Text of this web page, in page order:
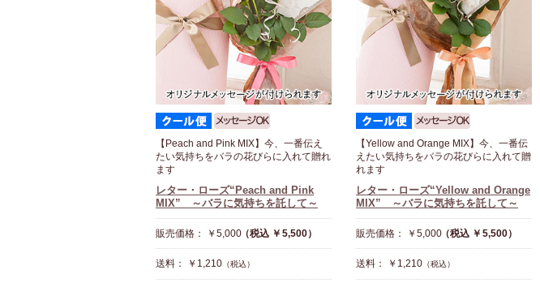
【Peach and Pink MIX】今、一番伝え
たい気持ちをバラの花びらに入れて贈れ
ます
レター・ローズ“Peach and Pink
MIX” ～バラに気持ちを託して～
販売価格： ￥5,000（税込 ￥5,500）
送料： ￥1,210 （税込）
【Yellow and Orange MIX】今、一番伝
えたい気持ちをバラの花びらに入れて贈
れます
レター・ローズ“Yellow and Orange
MIX” ～バラに気持ちを託して～
販売価格： ￥5,000（税込 ￥5,500）
送料： ￥1,210 （税込）